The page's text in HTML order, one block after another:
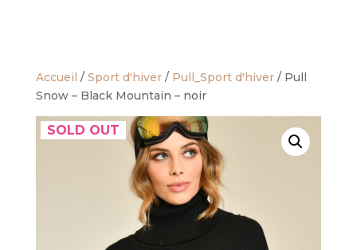
Accueil / Sport d'hiver/ Pull_Sport d'hiver/ Pull
Snow – Black Mountain – noir
SOLD OUT